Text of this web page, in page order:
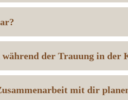
der Trauung in der
mit dir